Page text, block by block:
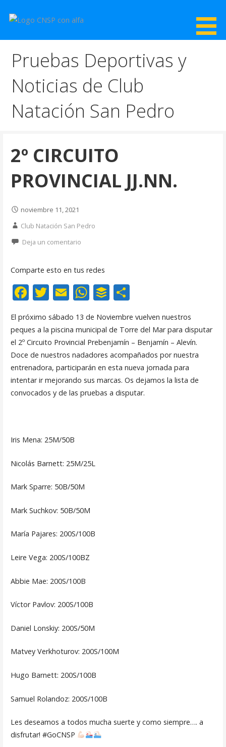
Club Natación San Pedro
Pruebas Deportivas y
Noticias de Club
Natación San Pedro
2º CIRCUITO
PROVINCIAL JJ.NN.
noviembre 11, 2021
Club Natación San Pedro
Deja un comentario
Comparte esto en tus redes
F
ac
e
b
o
o
k
T
w
itt
er
E
ai
l
W
h
at
s
A
p
p
B
uf
f
er
C
m
p
ar
ti
r
El próximo sábado 13 de Noviembre vuelven nuestros
peques a la piscina municipal de Torre del Mar para disputar
el 2º Circuito Provincial Prebenjamín – Benjamín – Alevín.
Doce de nuestros nadadores acompañados por nuestra
entrenadora, participarán en esta nueva jornada para
intentar ir mejorando sus marcas. Os dejamos la lista de
convocados y de las pruebas a disputar.
Iris Mena: 25M/50B
Nicolás Barnett: 25M/25L
Mark Sparre: 50B/50M
Mark Suchkov: 50B/50M
María Pajares: 200S/100B
Leire Vega: 200S/100BZ
Abbie Mae: 200S/100B
Víctor Pavlov: 200S/100B
Daniel Lonskiy: 200S/50M
Matvey Verkhoturov: 200S/100M
Hugo Barnett: 200S/100B
Samuel Rolandoz: 200S/100B
Les deseamos a todos mucha suerte y como siempre…. a
disfrutar! #GoCNSP